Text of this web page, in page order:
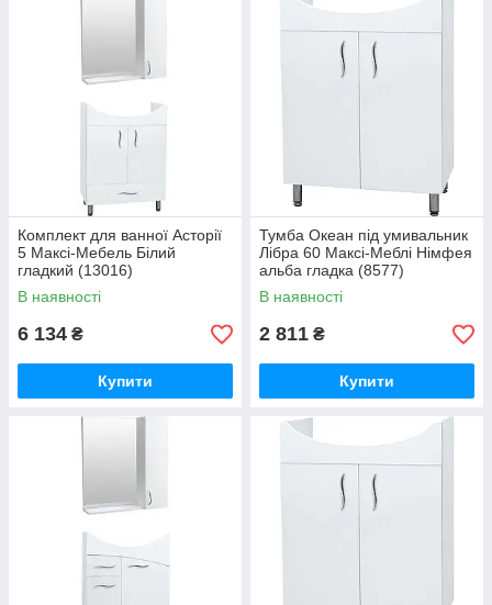
Комплект для ванної Асторії
5 Максі-Мебель Білий
гладкий (13016)
В наявності
6 134 ₴
Купити
Тумба Океан під умивальник
Лібра 60 Максі-Меблі Німфея
альба гладка (8577)
В наявності
2 811 ₴
Купити